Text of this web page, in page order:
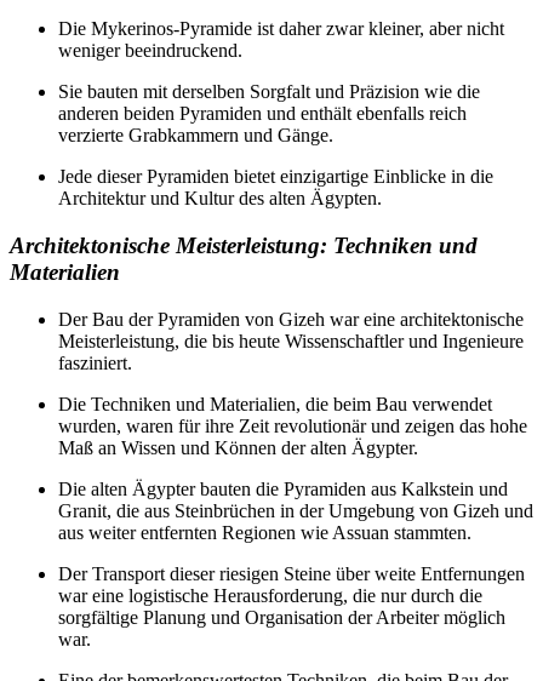
Die Mykerinos-Pyramide ist daher zwar kleiner, aber nicht
weniger beeindruckend.
Sie bauten mit derselben Sorgfalt und Präzision wie die
anderen beiden Pyramiden und enthält ebenfalls reich
verzierte Grabkammern und Gänge.
Jede dieser Pyramiden bietet einzigartige Einblicke in die
Architektur und Kultur des alten Ägypten.
Architektonische Meisterleistung: Techniken und
Materialien
Der Bau der Pyramiden von Gizeh war eine architektonische
Meisterleistung, die bis heute Wissenschaftler und Ingenieure
fasziniert.
Die Techniken und Materialien, die beim Bau verwendet
wurden, waren für ihre Zeit revolutionär und zeigen das hohe
Maß an Wissen und Können der alten Ägypter.
Die alten Ägypter bauten die Pyramiden aus Kalkstein und
Granit, die aus Steinbrüchen in der Umgebung von Gizeh und
aus weiter entfernten Regionen wie Assuan stammten.
Der Transport dieser riesigen Steine über weite Entfernungen
war eine logistische Herausforderung, die nur durch die
sorgfältige Planung und Organisation der Arbeiter möglich
war.